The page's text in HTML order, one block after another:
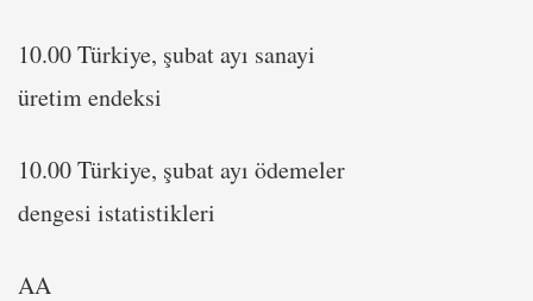
10.00 Türkiye, şubat ayı sanayi
üretim endeksi
10.00 Türkiye, şubat ayı ödemeler
dengesi istatistikleri
AA